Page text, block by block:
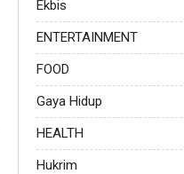
Ekbis
ENTERTAINMENT
FOOD
Gaya Hidup
HEALTH
Hukrim